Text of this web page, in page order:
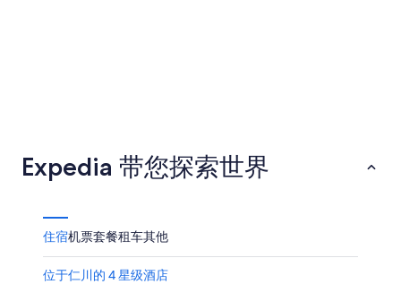
Expedia 带您探索世界
住宿机票套餐租车其他
位于仁川的 4 星级酒店